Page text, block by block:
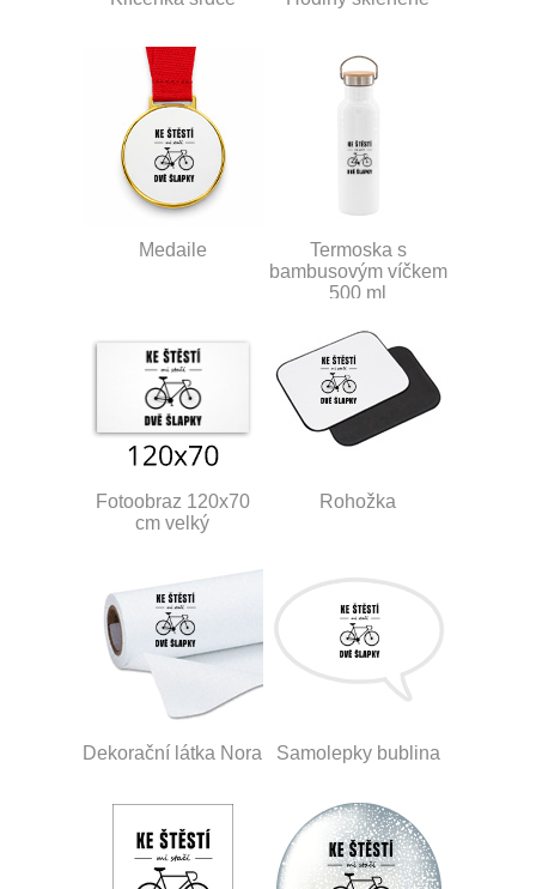
Medaile
Termoska s
bambusovým víčkem
500 ml
Fotoobraz 120x70
cm velký
Rohožka
Dekorační látka Nora Samolepky bublina